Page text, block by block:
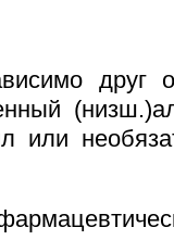
друг
или